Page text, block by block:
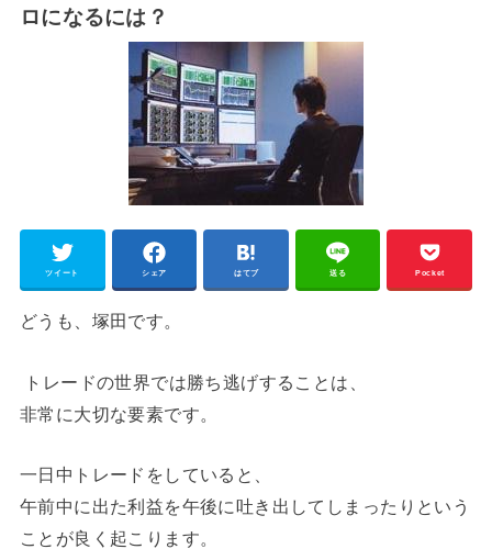
ロになるには？
ツイート シェア はてブ 送る Pocket
どうも、塚田です。
トレードの世界では勝ち逃げすることは、
非常に大切な要素です。
一日中トレードをしていると、
午前中に出た利益を午後に吐き出してしまったりという
ことが良く起こります。